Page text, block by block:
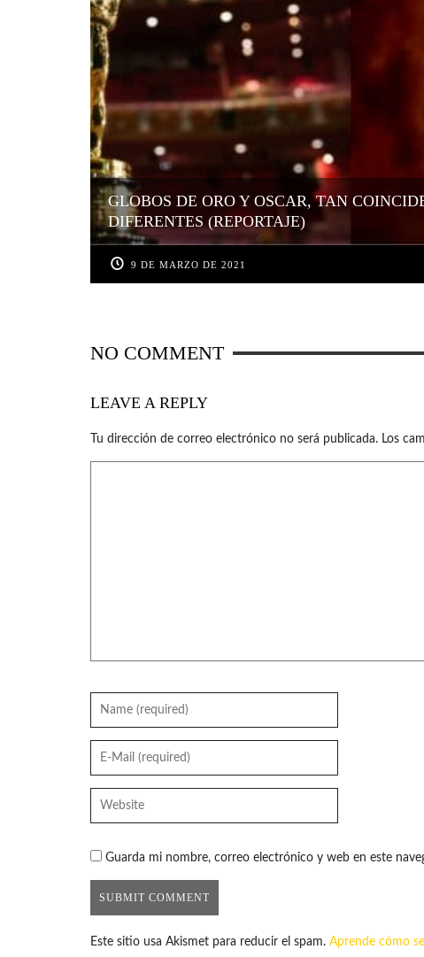
GLOBOS DE ORO Y OSCAR, TAN
DIFERENTES (REPORTAJE)
9 DE MARZO DE 2021
NO COMMENT
LEAVE A REPLY
Tu dirección de correo electrónico no será publicada. Los
Guarda mi nombre, correo electrónico y web en este
Este sitio usa Akismet para reducir el spam. Aprende cómo